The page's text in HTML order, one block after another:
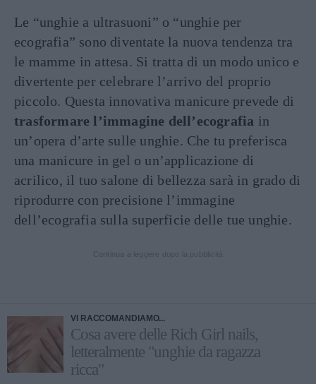
Le “unghie a ultrasuoni” o “unghie per
ecografia” sono diventate la nuova tendenza tra
le mamme in attesa. Si tratta di un modo unico e
divertente per celebrare l’arrivo del proprio
piccolo. Questa innovativa manicure prevede di
trasformare l’immagine dell’ecografia in
un’opera d’arte sulle unghie. Che tu preferisca
una manicure in gel o un’applicazione di
acrilico, il tuo salone di bellezza sarà in grado di
riprodurre con precisione l’immagine
dell’ecografia sulla superficie delle tue unghie.
VI RACCOMANDIAMO...
Cosa avere delle Rich Girl nails,
letteralmente "unghie da ragazza
ricca"